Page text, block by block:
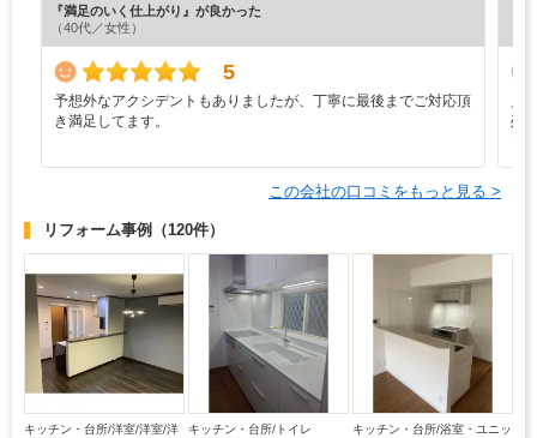
『満足のいく仕上がり』が良かった
（40代／女性）
5
予想外なアクシデントもありましたが、丁寧に最後までご対応頂
き満足してます。
残
この会社の口コミをもっと見る >
リフォーム事例 （120件）
キッチン・台所/洋室/洋室/洋
キッチン・台所/トイレ
キッチン・台所/浴室・ユニッ